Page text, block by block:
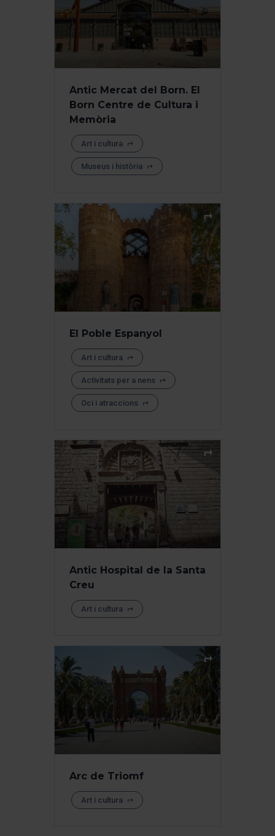
Antic Mercat del Born. El
Born Centre de Cultura i
Memòria
Art i cultura
Museus i història
El Poble Espanyol
Art i cultura
Activitats per a nens
Oci i atraccions
Antic Hospital de la Santa
Creu
Art i cultura
Arc de Triomf
Art i cultura